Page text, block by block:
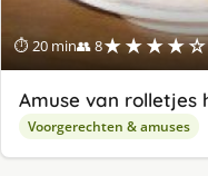
⏱ 20 min👥 8★★★★☆
Amuse van rolletjes
Voorgerechten & amuses